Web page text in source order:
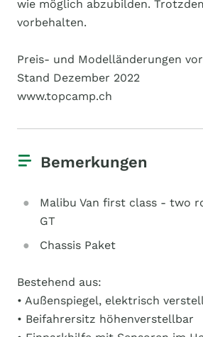
wie möglich abzubilden.
vorbehalten.
Preis- und Modelländerungen
Stand Dezember 2022
www.topcamp.ch
Bemerkungen
Malibu Van first class - two
GT
Chassis Paket
Bestehend aus:
• Außenspiegel, elektrisch
• Beifahrersitz höhenverstellbar